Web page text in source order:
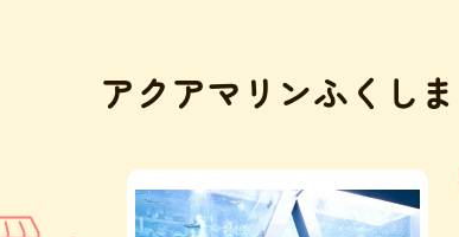
アクアマリンふくしま